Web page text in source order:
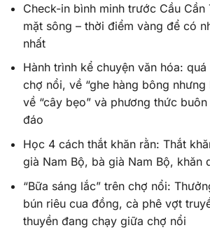
Check-in bình minh trước Cầu Cần
mặt sông – thời điểm vàng để có
nhất
Hành trình kể chuyện văn hóa:
chợ nổi, về “ghe hàng bông nhưng
về “cây bẹo” và phương thức
đáo
Học 4 cách thắt khăn rằn: Thắt
già Nam Bộ, bà già Nam Bộ, khăn
“Bữa sáng lắc” trên chợ nổi:
bún riêu cua đồng, cà phê vợt
thuyền đang chạy giữa chợ nổi